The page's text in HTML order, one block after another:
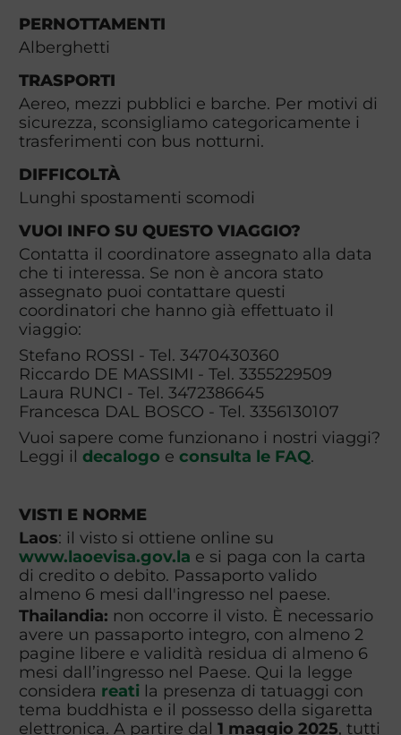
PERNOTTAMENTI
Alberghetti
TRASPORTI
Aereo, mezzi pubblici e barche. Per motivi di
sicurezza, sconsigliamo categoricamente i
trasferimenti con bus notturni.
DIFFICOLTÀ
Lunghi spostamenti scomodi
VUOI INFO SU QUESTO VIAGGIO?
Contatta il coordinatore assegnato alla data
che ti interessa. Se non è ancora stato
assegnato puoi contattare questi
coordinatori che hanno già effettuato il
viaggio:
Stefano ROSSI - Tel. 3470430360
Riccardo DE MASSIMI - Tel. 3355229509
Laura RUNCI - Tel. 3472386645
Francesca DAL BOSCO - Tel. 3356130107
Vuoi sapere come funzionano i nostri viaggi?
Leggi il decalogo e consulta le FAQ.
VISTI E NORME
Laos: il visto si ottiene online su
www.laoevisa.gov.la e si paga con la carta
di credito o debito. Passaporto valido
almeno 6 mesi dall'ingresso nel paese.
Thailandia: non occorre il visto. È necessario
avere un passaporto integro, con almeno 2
pagine libere e validità residua di almeno 6
mesi dall’ingresso nel Paese. Qui la legge
considera reatila presenza di tatuaggi con
tema buddhista e il possesso della sigaretta
elettronica. A partire dal 1 maggio 2025, tutti